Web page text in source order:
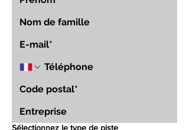
Sélectionnez le type de piste